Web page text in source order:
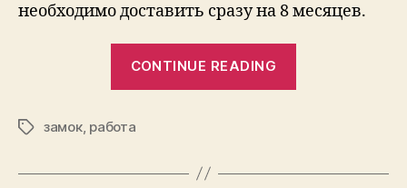
необходимо доставить сразу на 8 месяцев.
CONTINUE READING
Tagsзамок, работа